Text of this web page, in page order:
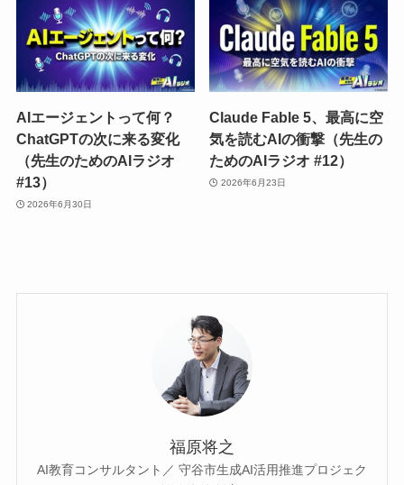
AIエージェントって何？
ChatGPTの次に来る変化
（先生のためのAIラジオ
#13）
2026年6月30日
Claude Fable 5、最高に空
気を読むAIの衝撃（先生の
ためのAIラジオ #12）
2026年6月23日
福原将之
AI教育コンサルタント／ 守谷市生成AI活用推進プロジェク